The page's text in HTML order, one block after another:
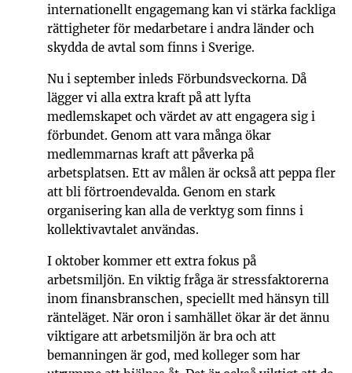
internationellt engagemang kan vi stärka fackliga
rättigheter för medarbetare i andra länder och
skydda de avtal som finns i Sverige.
Nu i september inleds Förbundsveckorna. Då
lägger vi alla extra kraft på att lyfta
medlemskapet och värdet av att engagera sig i
förbundet. Genom att vara många ökar
medlemmarnas kraft att påverka på
arbetsplatsen. Ett av målen är också att peppa fler
att bli förtroendevalda. Genom en stark
organisering kan alla de verktyg som finns i
kollektivavtalet användas.
I oktober kommer ett extra fokus på
arbetsmiljön. En viktig fråga är stressfaktorerna
inom finansbranschen, speciellt med hänsyn till
ränteläget. När oron i samhället ökar är det ännu
viktigare att arbets­miljön är bra och att
bemanningen är god, med kolleger som har